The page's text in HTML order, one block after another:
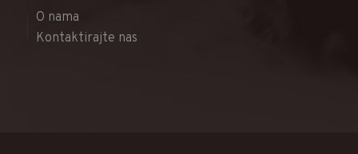
O nama
Kontaktirajte nas